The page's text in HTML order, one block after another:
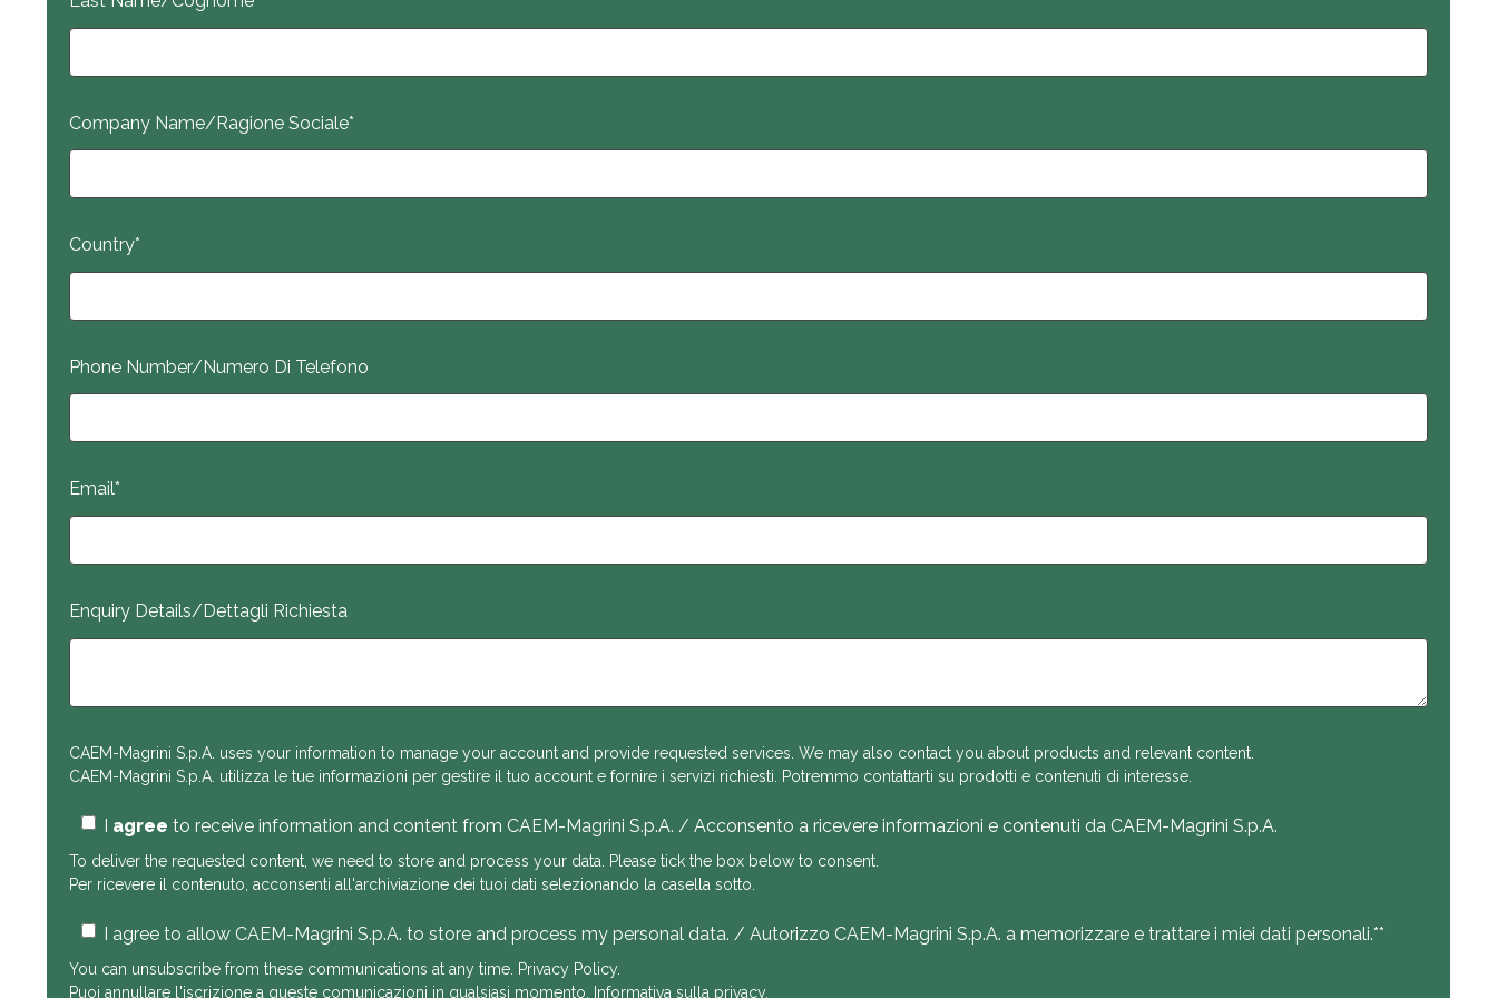
Company Name/Ragione Sociale*
Country*
Phone Number/Numero Di Telefono
Email*
Enquiry Details/Dettagli Richiesta
CAEM-Magrini S.p.A. uses your information to manage your account and provide requested services. We may also contact you about products and relevant content.
CAEM-Magrini S.p.A. utilizza le tue informazioni per gestire il tuo account e fornire i servizi richiesti. Potremmo contattarti su prodotti e contenuti di interesse.
I agreeto receive information and content from CAEM-Magrini S.p.A. / Acconsento a ricevere informazioni e contenuti da CAEM-Magrini S.p.A.
To deliver the requested content, we need to store and process your data. Please tick the box below to consent.
Per ricevere il contenuto, acconsenti all'archiviazione dei tuoi dati selezionando la casella sotto.
I agree to allow CAEM-Magrini S.p.A. to store and process my personal data. / Autorizzo CAEM-Magrini S.p.A. a memorizzare e trattare i miei dati personali.**
You can unsubscribe from these communications at any time. Privacy Policy.
Puoi annullare l'iscrizione a queste comunicazioni in qualsiasi momento.
Informativa sulla privacy.